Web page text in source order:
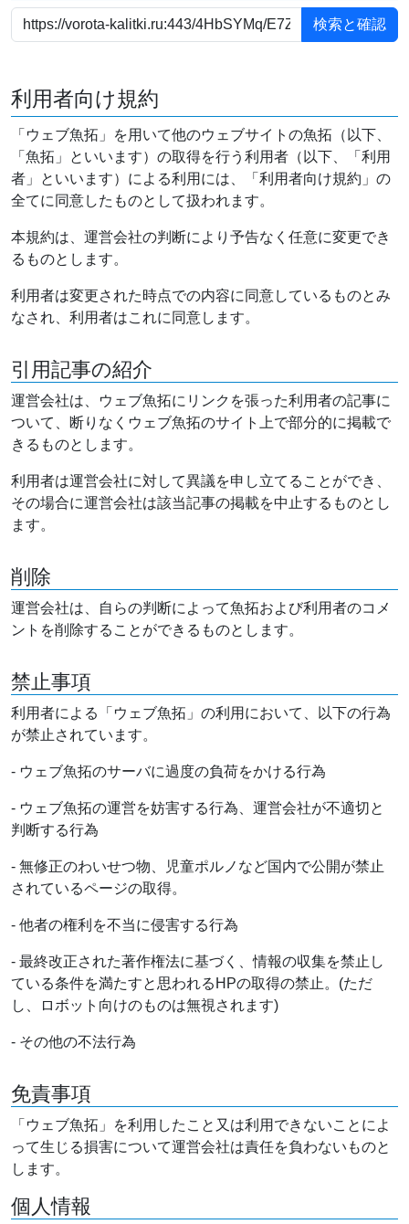
利用者向け規約
「ウェブ魚拓」を用いて他のウェブサイトの魚拓（以下、
「魚拓」といいます）の取得を行う利用者（以下、「利用
者」といいます）による利用には、「利用者向け規約」の
全てに同意したものとして扱われます。
本規約は、運営会社の判断により予告なく任意に変更でき
るものとします。
利用者は変更された時点での内容に同意しているものとみ
なされ、利用者はこれに同意します。
引用記事の紹介
運営会社は、ウェブ魚拓にリンクを張った利用者の記事に
ついて、断りなくウェブ魚拓のサイト上で部分的に掲載で
きるものとします。
利用者は運営会社に対して異議を申し立てることができ、
その場合に運営会社は該当記事の掲載を中止するものとし
ます。
削除
運営会社は、自らの判断によって魚拓および利用者のコメ
ントを削除することができるものとします。
禁止事項
利用者による「ウェブ魚拓」の利用において、以下の行為
が禁止されています。
- ウェブ魚拓のサーバに過度の負荷をかける行為
- ウェブ魚拓の運営を妨害する行為、運営会社が不適切と
判断する行為
- 無修正のわいせつ物、児童ポルノなど国内で公開が禁止
されているページの取得。
- 他者の権利を不当に侵害する行為
- 最終改正された著作権法に基づく、情報の収集を禁止し
ている条件を満たすと思われるHPの取得の禁止。(ただ
し、ロボット向けのものは無視されます)
- その他の不法行為
免責事項
「ウェブ魚拓」を利用したこと又は利用できないことによ
って生じる損害について運営会社は責任を負わないものと
します。
個人情報